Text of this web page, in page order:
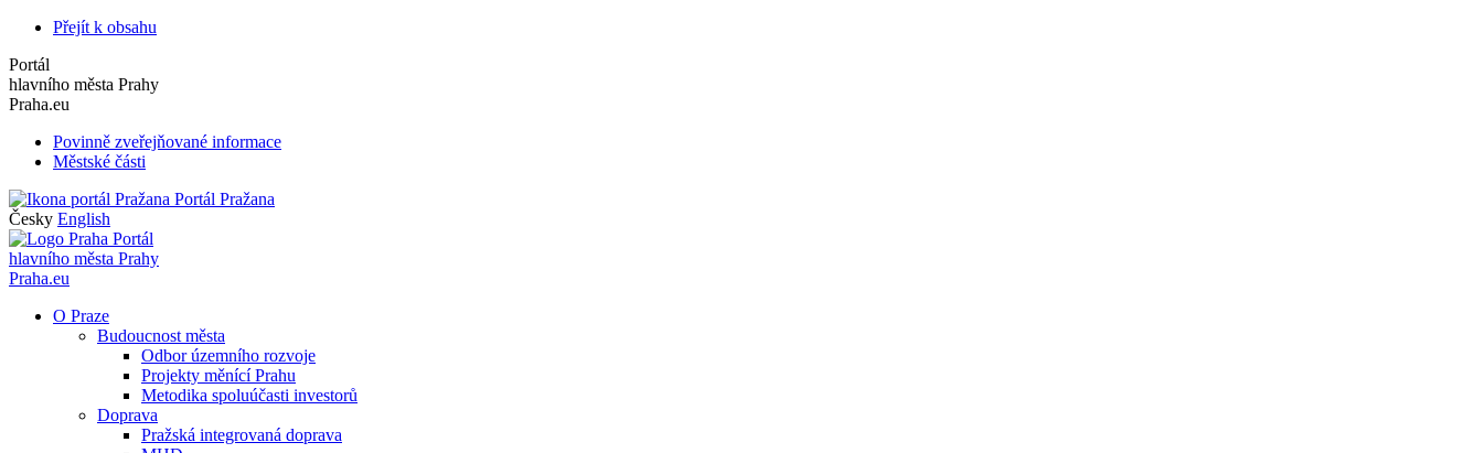
Přejít k obsahu
Portál
hlavního města Prahy
Praha.eu
Povinně zveřejňované informace
Městské části
Portál Pražana
Česky English
Portál
hlavního města Prahy
Praha.eu
O Praze
Budoucnost města
Odbor územního rozvoje
Projekty měnící Prahu
Metodika spoluúčasti investorů
Doprava
Pražská integrovaná doprava